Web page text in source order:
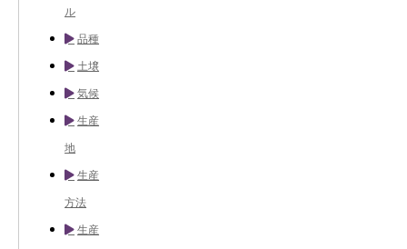
ル
品種
土壌
気候
生産
地
生産
方法
生産